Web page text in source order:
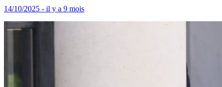
14/10/2025 - il y a 9 mois